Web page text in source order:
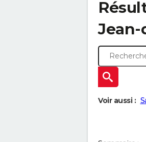
Jean-
Voir aussi :